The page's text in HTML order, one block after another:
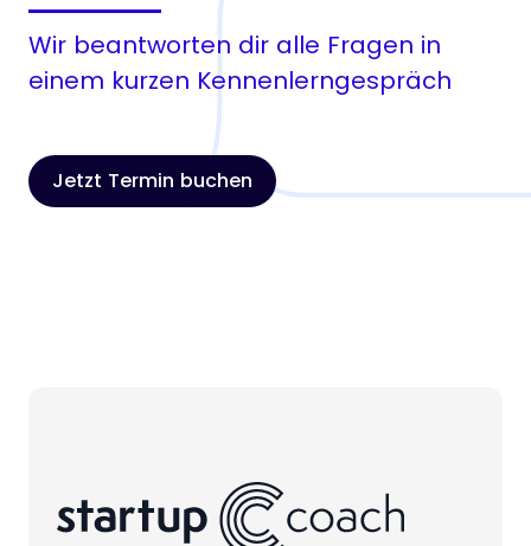
Wir beantworten dir alle Fragen in
einem kurzen Kennenlerngespräch
Jetzt Termin buchen